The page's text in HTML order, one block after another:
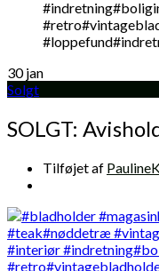
30jan
Solgt
SOLGT:
Tilføjet af